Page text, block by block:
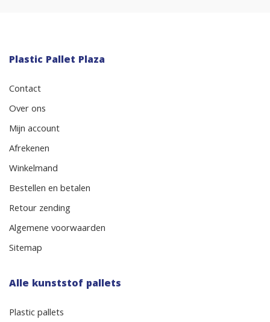
Plastic Pallet Plaza
Contact
Over ons
Mijn account
Afrekenen
Winkelmand
Bestellen en betalen
Retour zending
Algemene voorwaarden
Sitemap
Alle kunststof pallets
Plastic pallets